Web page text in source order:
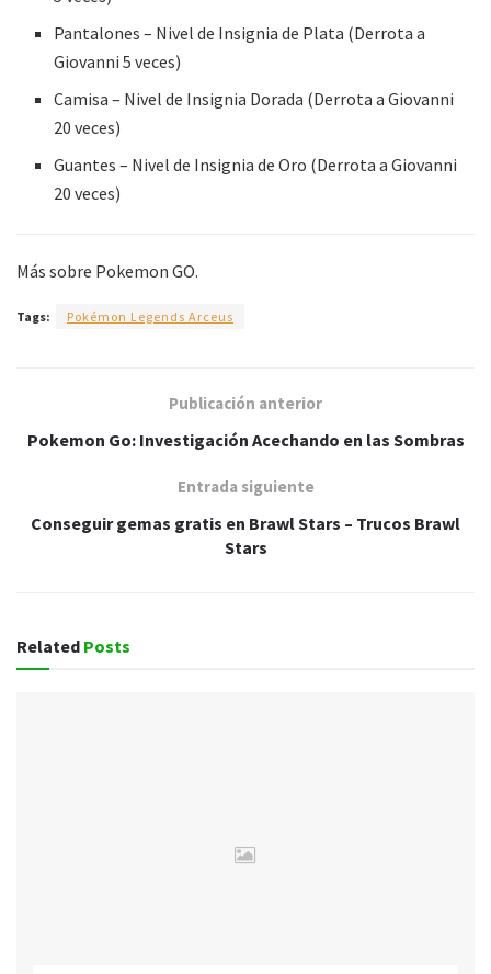
Pantalones – Nivel de Insignia de Plata (Derrota a
Giovanni 5 veces)
Camisa – Nivel de Insignia Dorada (Derrota a Giovanni
20 veces)
Guantes – Nivel de Insignia de Oro (Derrota a Giovanni
20 veces)
Más sobre Pokemon GO.
Tags: Pokémon Legends Arceus
Publicación anterior
Pokemon Go: Investigación Acechando en las Sombras
Entrada siguiente
Conseguir gemas gratis en Brawl Stars – Trucos Brawl
Stars
Related Posts